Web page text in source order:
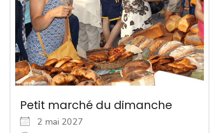
Petit marché du dimanche
2 mai 2027